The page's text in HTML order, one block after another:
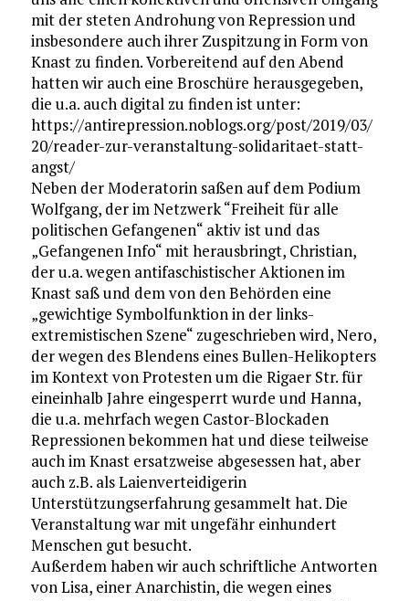
mit der steten Androhung von Repression und
insbesondere auch ihrer Zuspitzung in Form von
Knast zu finden. Vorbereitend auf den Abend
hatten wir auch eine Broschüre herausgegeben,
die u.a. auch digital zu finden ist unter:
https://antirepression.noblogs.org/post/2019/03/
20/reader-zur-veranstaltung-solidaritaet-statt-
angst/
Neben der Moderatorin saßen auf dem Podium
Wolfgang, der im Netzwerk “Freiheit für alle
politischen Gefangenen“ aktiv ist und das
„Gefangenen Info“ mit herausbringt, Christian,
der u.a. wegen antifaschistischer Aktionen im
Knast saß und dem von den Behörden eine
„gewichtige Symbolfunktion in der links-
extremistischen Szene“ zugeschrieben wird, Nero,
der wegen des Blendens eines Bullen-Helikopters
im Kontext von Protesten um die Rigaer Str. für
eineinhalb Jahre eingesperrt wurde und Hanna,
die u.a. mehrfach wegen Castor-Blockaden
Repressionen bekommen hat und diese teilweise
auch im Knast ersatzweise abgesessen hat, aber
auch z.B. als Laienverteidigerin
Unterstützungserfahrung gesammelt hat. Die
Veranstaltung war mit ungefähr einhundert
Menschen gut besucht.
Außerdem haben wir auch schriftliche Antworten
von Lisa, einer Anarchistin, die wegen eines